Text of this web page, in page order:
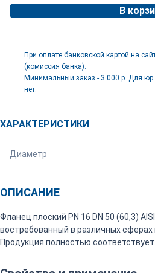
В
При оплате банковской картой на
(комиссия банка).
Минимальный заказ - 3 000 р. Для
нет.
ХАРАКТЕРИСТИКИ
Диаметр
ОПИСАНИЕ
Фланец плоский PN 16 DN 50 (60,3)
востребованный в различных
Продукция полностью